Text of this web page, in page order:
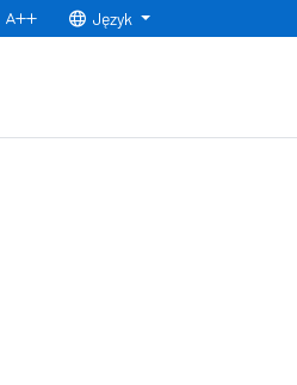
Normalny rozmiar czcionki
Rozmiar czcionki 150% Rozmiar czcionki 200%
Język